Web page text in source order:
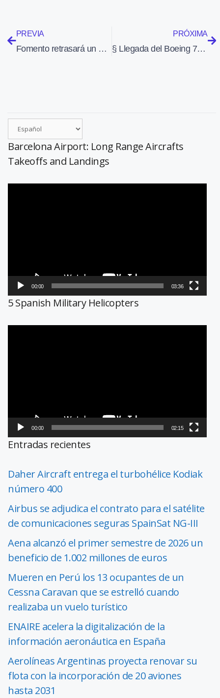
PREVIA
Fomento retrasará un año las obras de llegada del tren a la T1 de Barcelona
PRÓXIMA
§ Llegada del Boeing 787 a Farnborough 2010 (18-7-2010)
Barcelona Airport: Long Range Aircrafts
Takeoffs and Landings
00:00 03:36
5 Spanish Military Helicopters
00:00 02:15
Entradas recientes
Daher Aircraft entrega el turbohélice Kodiak
número 400
Airbus se adjudica el contrato para el satélite
de comunicaciones seguras SpainSat NG-III
Aena alcanzó el primer semestre de 2026 un
beneficio de 1.002 millones de euros
Mueren en Perú los 13 ocupantes de un
Cessna Caravan que se estrelló cuando
realizaba un vuelo turístico
ENAIRE acelera la digitalización de la
información aeronáutica en España
Aerolíneas Argentinas proyecta renovar su
flota con la incorporación de 20 aviones
hasta 2031